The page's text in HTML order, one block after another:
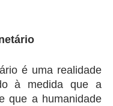
é uma realidade
à medida que a
que a humanidade